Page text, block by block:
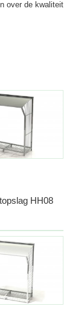
over de kwaliteit
HH08